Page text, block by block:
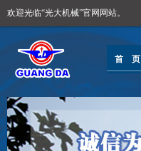
欢迎光临“光大机械”官网网站。
首 页